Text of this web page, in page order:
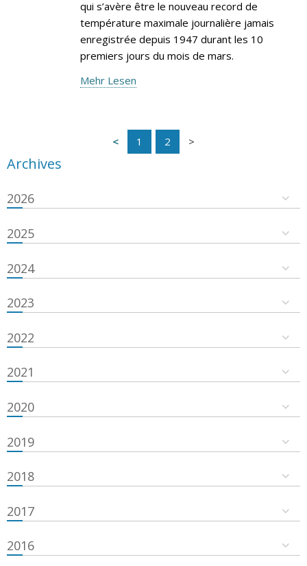
qui s’avère être le nouveau record de
température maximale journalière jamais
enregistrée depuis 1947 durant les 10
premiers jours du mois de mars.
Mehr Lesen
1 2
Archives
2026
2025
2024
2023
2022
2021
2020
2019
2018
2017
2016